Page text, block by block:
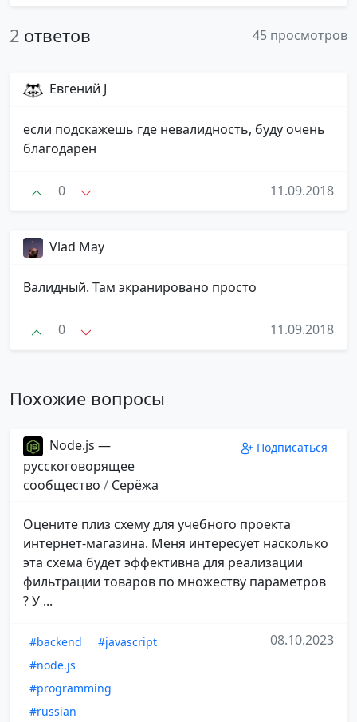
2 ответов 45 просмотров
Евгений J
если подскажешь где невалидность, буду очень
благодарен
0 11.09.2018
Vlad May
Валидный. Там экранировано просто
0 11.09.2018
Похожие вопросы
Node.js —
русскоговорящее
сообщество / Серёжа
Подписаться
Оцените плиз схему для учебного проекта
интернет-магазина. Меня интересует насколько
эта схема будет эффективна для реализации
фильтрации товаров по множеству параметров
? У ...
#backend
#javascript
#node.js
#programming
#russian
08.10.2023